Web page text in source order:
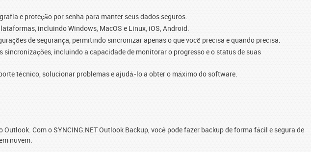
e proteção por senha para manter seus dados seguros.
incluindo Windows, MacOS e Linux, iOS, Android.
de segurança, permitindo sincronizar apenas o que você precisa e quando precisa.
incluindo a capacidade de monitorar o progresso e o status de suas
técnico, solucionar problemas e ajudá-lo a obter o máximo do software.
Com o SYNCING.NET Outlook Backup, você pode fazer backup de forma fácil e segura de
nuvem.